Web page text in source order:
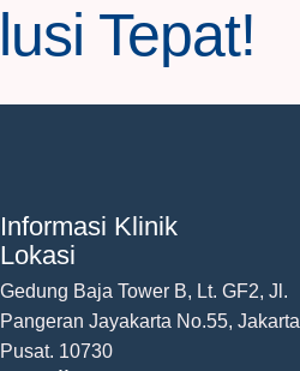
Tepat!
Informasi Klinik
Lokasi
Gedung Baja Tower B, Lt. GF2, Jl.
Pangeran Jayakarta No.55, Jakarta
Pusat. 10730